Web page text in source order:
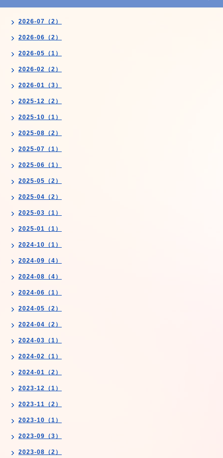
2026-07（2）
2026-06（2）
2026-05（1）
2026-02（2）
2026-01（3）
2025-12（2）
2025-10（1）
2025-08（2）
2025-07（1）
2025-06（1）
2025-05（2）
2025-04（2）
2025-03（1）
2025-01（1）
2024-10（1）
2024-09（4）
2024-08（4）
2024-06（1）
2024-05（2）
2024-04（2）
2024-03（1）
2024-02（1）
2024-01（2）
2023-12（1）
2023-11（2）
2023-10（1）
2023-09（3）
2023-08（2）